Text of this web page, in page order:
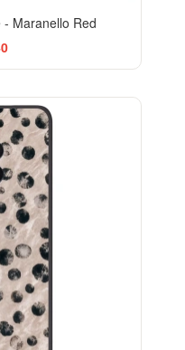
Maranello Red